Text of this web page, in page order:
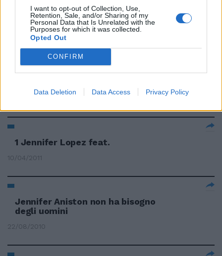
I want to opt-out of Collection, Use,
Retention, Sale, and/or Sharing of my
Personal Data that Is Unrelated with the
Purposes for which it was collected.
Opted Out
CONFIRM
Data Deletion Data Access Privacy Policy
1 Jennifer Lopez feat.
24/04/2011
1 Jennifer Lopez feat.
10/04/2011
Jennifer Aniston non ha bisogno
degli uomini
22/08/2010